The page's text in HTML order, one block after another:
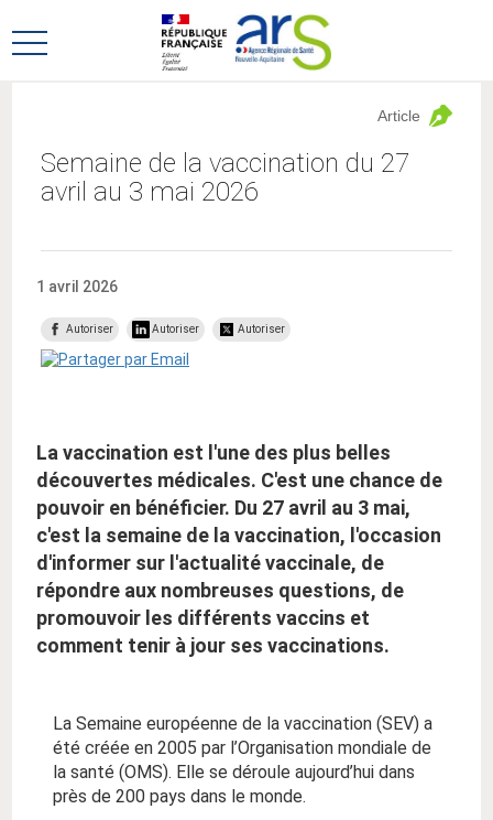
au
menu
au
contenu
Ouvrir
Semaine de la vaccination du 27
avril au 3 mai 2026
Article
1 avril 2026
Autoriser Autoriser Autoriser
La vaccination est l'une des plus belles
découvertes médicales. C'est une chance de
pouvoir en bénéficier. Du 27 avril au 3 mai,
c'est la semaine de la vaccination, l'occasion
d'informer sur l'actualité vaccinale, de
répondre aux nombreuses questions, de
promouvoir les différents vaccins et
comment tenir à jour ses vaccinations.
La Semaine européenne de la vaccination (SEV) a
été créée en 2005 par l’Organisation mondiale de
la santé (OMS). Elle se déroule aujourd’hui dans
près de 200 pays dans le monde.